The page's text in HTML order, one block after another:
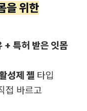
을 위한
특허 받은 잇몸
성제 젤 타입
접 바르고